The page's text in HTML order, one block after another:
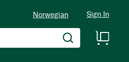
Norwegian Sign In